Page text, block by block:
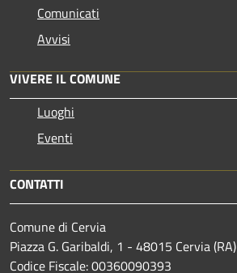
Comunicati
Avvisi
VIVERE IL COMUNE
Luoghi
Eventi
CONTATTI
Comune di Cervia
Piazza G. Garibaldi, 1 - 48015 Cervia (RA)
Codice Fiscale: 00360090393